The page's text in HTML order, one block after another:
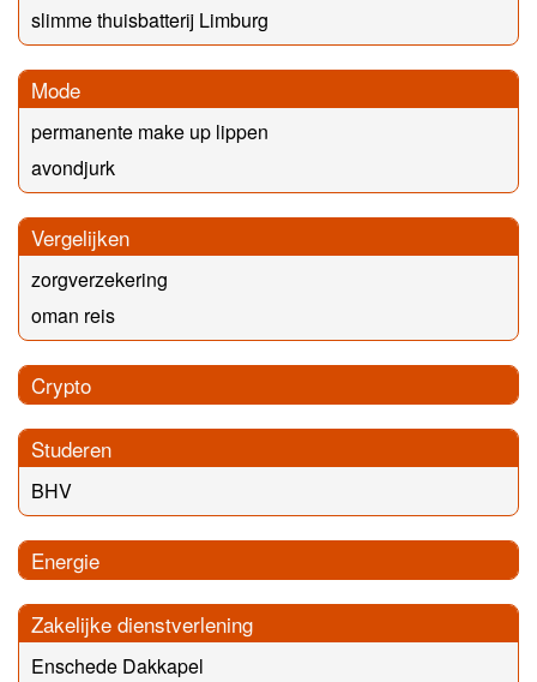
slimme thuisbatterij Limburg
Mode
permanente make up lippen
avondjurk
Vergelijken
zorgverzekering
oman reis
Crypto
Studeren
BHV
Energie
Zakelijke dienstverlening
Enschede Dakkapel